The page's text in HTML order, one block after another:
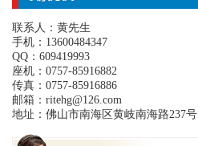
联系人：黄先生
手机：13600484347
QQ：609419993
座机：0757-85916882
传真：0757-85916886
邮箱：ritehg@126.com
地址：佛山市南海区黄岐南海路237号